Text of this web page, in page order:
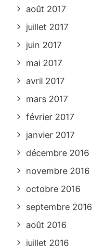
août 2017
juillet 2017
juin 2017
mai 2017
avril 2017
mars 2017
février 2017
janvier 2017
décembre 2016
novembre 2016
octobre 2016
septembre 2016
août 2016
juillet 2016